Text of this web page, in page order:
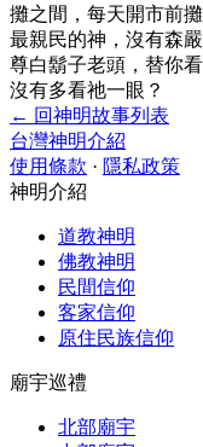
攤之間，每天開市前
最親民的神，沒有森
尊白鬍子老頭，替你
沒有多看祂一眼？
← 回神明故事列表
台灣神明介紹
使用條款 · 隱私政策
神明介紹
道教神明
佛教神明
民間信仰
客家信仰
原住民族信仰
廟宇巡禮
北部廟宇